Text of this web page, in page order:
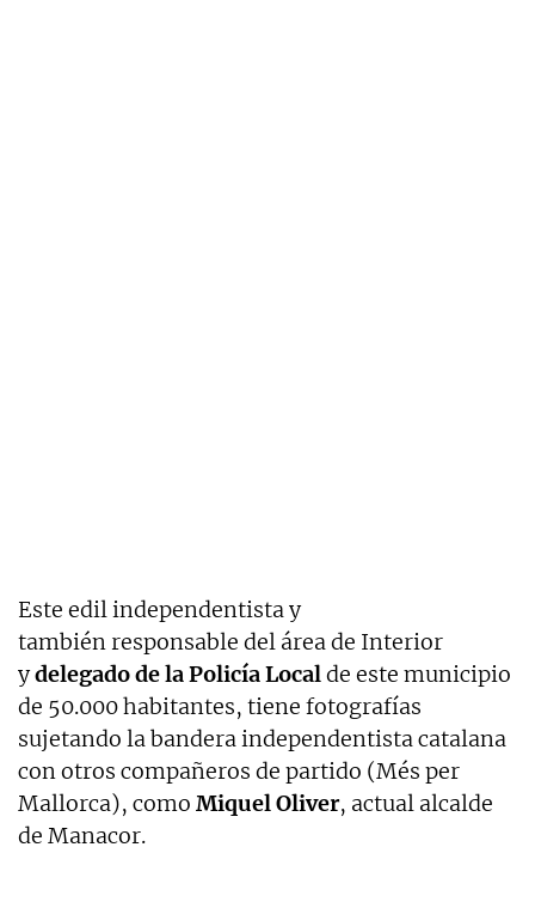
Este edil independentista y
también responsable del área de Interior
ydelegado de la Policía Localde este municipio
de 50.000 habitantes, tiene fotografías
sujetando la bandera independentista catalana
con otros compañeros de partido (Més per
Mallorca), como Miquel Oliver, actual alcalde
de Manacor.